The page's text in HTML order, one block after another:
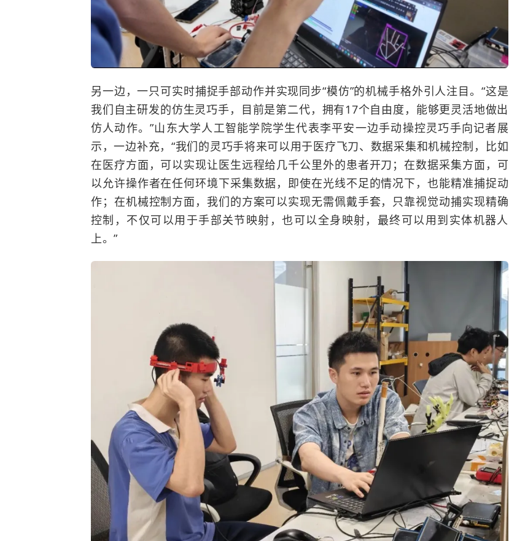
另一边，一只可实时捕捉手部动作并实现同步“模仿”的机械手格外引人注目。“这是
我们自主研发的仿生灵巧手，目前是第二代，拥有17个自由度，能够更灵活地做出
仿人动作。”山东大学人工智能学院学生代表李平安一边手动操控灵巧手向记者展
示，一边补充，“我们的灵巧手将来可以用于医疗飞刀、数据采集和机械控制，比如
在医疗方面，可以实现让医生远程给几千公里外的患者开刀；在数据采集方面，可
以允许操作者在任何环境下采集数据，即使在光线不足的情况下，也能精准捕捉动
作；在机械控制方面，我们的方案可以实现无需佩戴手套，只靠视觉动捕实现精确
控制，不仅可以用于手部关节映射，也可以全身映射，最终可以用到实体机器人
上。”